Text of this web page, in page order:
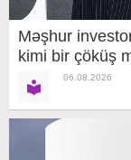
Məşhur
kimi bir çöküş
06.08.2026